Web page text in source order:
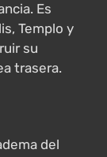
Es
Templo y
su
trasera.
del